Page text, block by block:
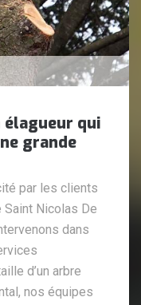
élagueur qui
grande
par les clients
Nicolas De
dans
d’un arbre
nos équipes